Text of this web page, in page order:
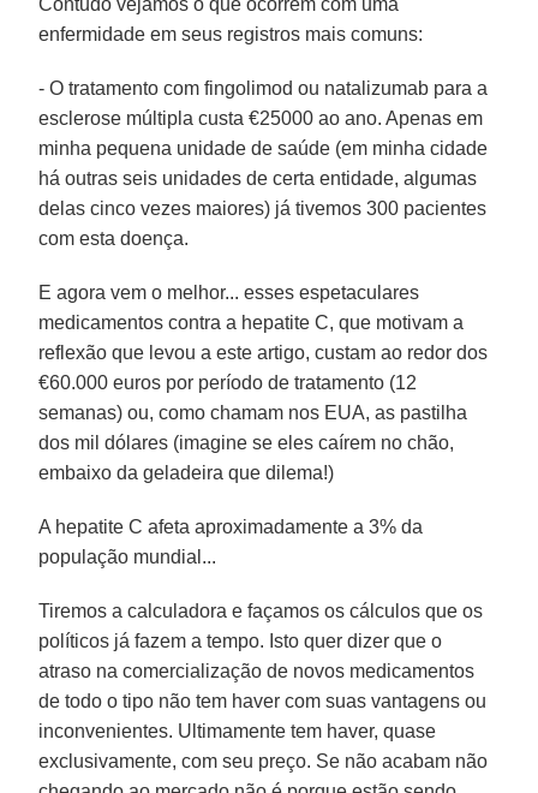
enfermidade em seus registros mais comuns:
- O tratamento com fingolimod ou natalizumab para a
esclerose múltipla custa €25000 ao ano. Apenas em
minha pequena unidade de saúde (em minha cidade
há outras seis unidades de certa entidade, algumas
delas cinco vezes maiores) já tivemos 300 pacientes
com esta doença.
E agora vem o melhor... esses espetaculares
medicamentos contra a hepatite C, que motivam a
reflexão que levou a este artigo, custam ao redor dos
€60.000 euros por período de tratamento (12
semanas) ou, como chamam nos EUA, as pastilha
dos mil dólares (imagine se eles caírem no chão,
embaixo da geladeira que dilema!)
A hepatite C afeta aproximadamente a 3% da
população mundial...
Tiremos a calculadora e façamos os cálculos que os
políticos já fazem a tempo. Isto quer dizer que o
atraso na comercialização de novos medicamentos
de todo o tipo não tem haver com suas vantagens ou
inconvenientes. Ultimamente tem haver, quase
exclusivamente, com seu preço. Se não acabam não